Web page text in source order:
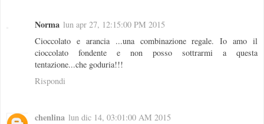
Norma lun apr 27, 12:15:00 PM 2015
Cioccolato e arancia ...una combinazione regale. Io amo il
cioccolato fondente e non posso sottrarmi a questa
tentazione...che goduria!!!
Rispondi
chenlina lun dic 14, 03:01:00 AM 2015